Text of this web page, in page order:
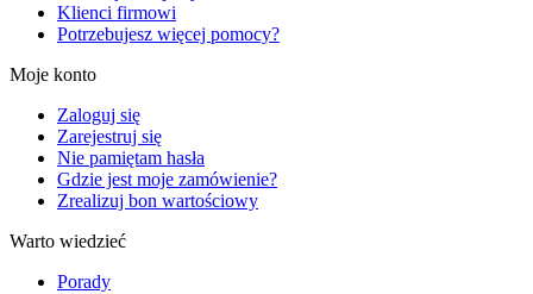
Klienci firmowi
Potrzebujesz więcej pomocy?
Moje konto
Zaloguj się
Zarejestruj się
Nie pamiętam hasła
Gdzie jest moje zamówienie?
Zrealizuj bon wartościowy
Warto wiedzieć
Porady